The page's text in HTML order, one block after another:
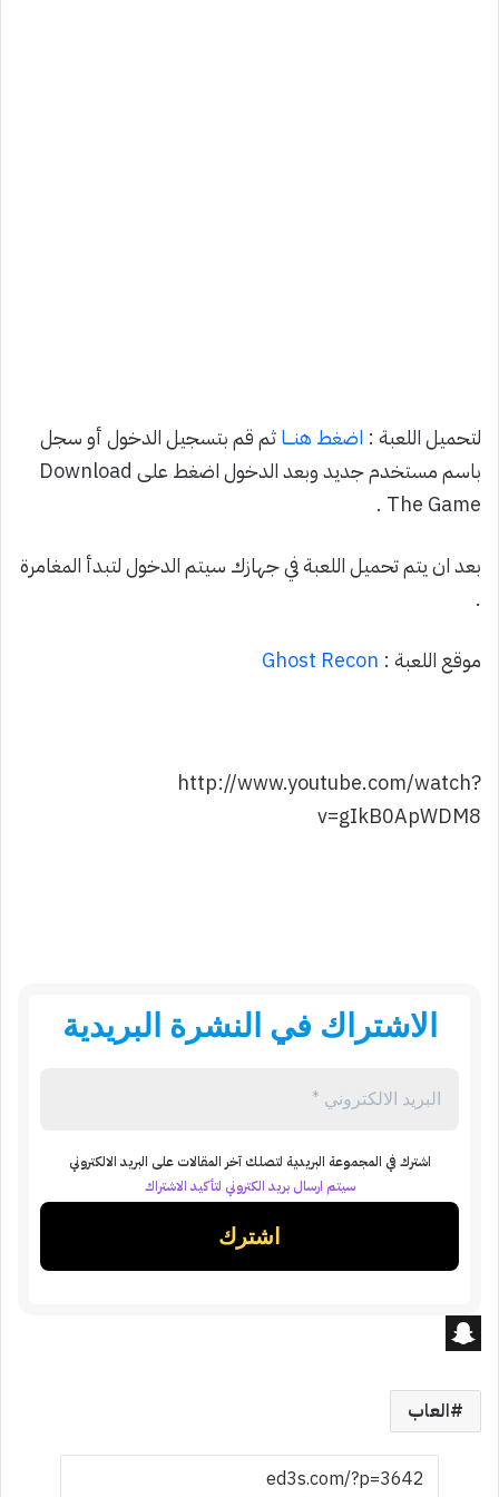
لتحميل اللعبة : اضغط هنـــاثم قم بتسجيل الدخول أو سجل
باسم مستخدم جديد وبعد الدخول اضغط على Download
The Game .
بعد ان يتم تحميل اللعبة في جهازك سيتم الدخول لتبدأ المغامرة
.
موقع اللعبة : Ghost Recon
http://www.youtube.com/watch?
v=gIkB0ApWDM8
الاشتراك في النشرة البريدية
اشترك في المجموعة البريدية لتصلك آخر المقالات على البريد الالكتروني
سيتم ارسال بريد الكتروني لتأكيد الاشتراك
a
العاب